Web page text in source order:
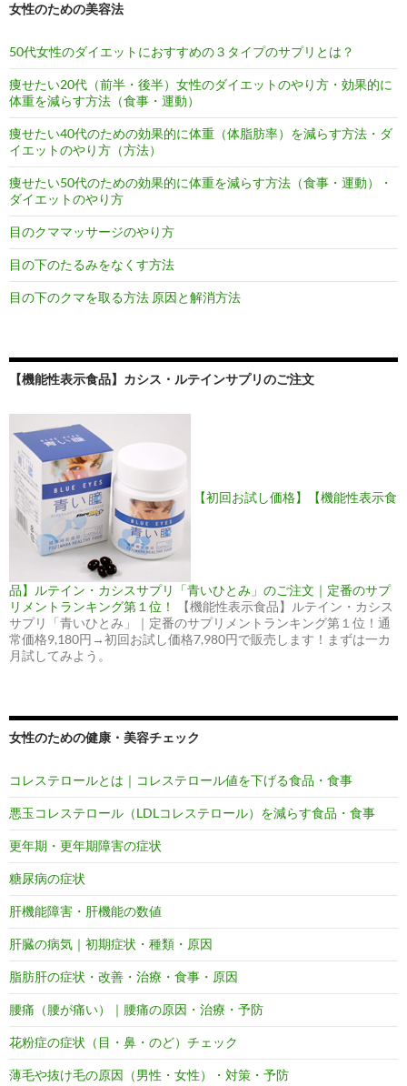
女性のための美容法
50代女性のダイエットにおすすめの３タイプのサプリとは？
痩せたい20代（前半・後半）女性のダイエットのやり方・効果的に
体重を減らす方法（食事・運動）
痩せたい40代のための効果的に体重（体脂肪率）を減らす方法・ダ
イエットのやり方（方法）
痩せたい50代のための効果的に体重を減らす方法（食事・運動）・
ダイエットのやり方
目のクママッサージのやり方
目の下のたるみをなくす方法
目の下のクマを取る方法 原因と解消方法
【機能性表示食品】カシス・ルテインサプリのご注文
【初回お試し価格】【機能性表示食
品】ルテイン・カシスサプリ「青いひとみ」のご注文｜定番のサプ
リメントランキング第１位！
【機能性表示食品】ルテイン・カシス
サプリ「青いひとみ」｜定番のサプリメントランキング第１位！通
常価格9,180円→初回お試し価格7,980円で販売します！まずは一カ
月試してみよう。
女性のための健康・美容チェック
コレステロールとは｜コレステロール値を下げる食品・食事
悪玉コレステロール（LDLコレステロール）を減らす食品・食事
更年期・更年期障害の症状
糖尿病の症状
肝機能障害・肝機能の数値
肝臓の病気｜初期症状・種類・原因
脂肪肝の症状・改善・治療・食事・原因
腰痛（腰が痛い）｜腰痛の原因・治療・予防
花粉症の症状（目・鼻・のど）チェック
薄毛や抜け毛の原因（男性・女性）・対策・予防